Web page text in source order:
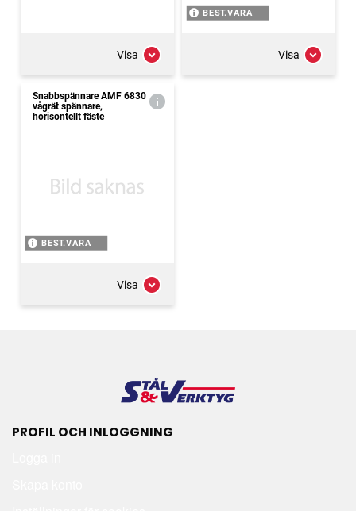
Visa
BEST.VARA
Visa
Snabbspännare AMF 6830
vågrät spännare,
horisontellt fäste
BEST.VARA
Visa
PROFIL OCH INLOGGNING